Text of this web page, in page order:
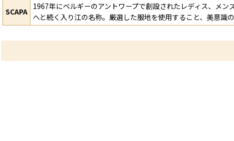
SCAPA
1967年にベルギーのアントワープで創設されたレディス、メ
へと続く入り江の名称。厳選した服地を使用すること、美意識